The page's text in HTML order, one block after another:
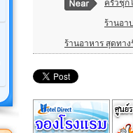
ครัวชุก
ร้านอา
ร้านอาหาร สุดทาง